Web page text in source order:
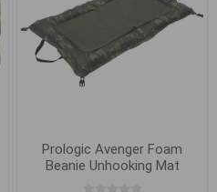
Prologic Avenger Foam
Beanie Unhooking Mat